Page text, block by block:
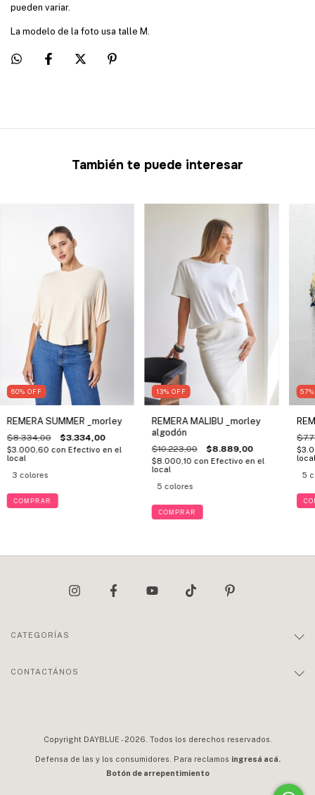
pueden variar.
La modelo de la foto usa talle M.
También te puede interesar
60% OFF
REMERA SUMMER _morley
$8.334,00 $3.334,00
$3.000,60 con Efectivo en el
local
3 colores
COMPRAR
13% OFF
REMERA MALIBU _morley
algodón
$10.223,00 $8.889,00
$8.000,10 con Efectivo en el
local
5 colores
COMPRAR
57
local
5
CATEGORÍAS
CONTACTÁNOS
Copyright DAYBLUE - 2026. Todos los derechos reservados.
Defensa de las y los consumidores. Para reclamos ingresá acá.
Botón de arrepentimiento